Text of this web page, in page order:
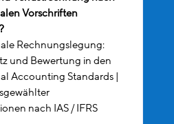
Vorschriften
Rechnungslegung:
und Bewertung in den
Accounting Standards |
nach IAS / IFRS